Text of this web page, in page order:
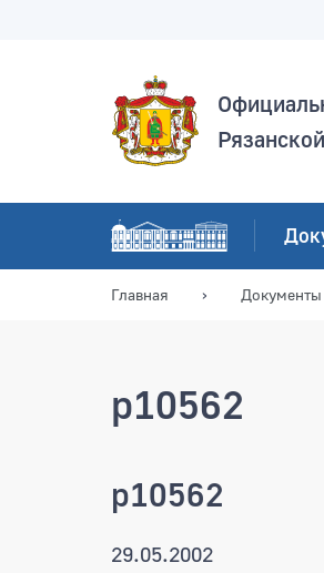
Главная Документы
p10562
p10562
29.05.2002